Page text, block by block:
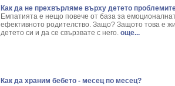
Как да не прехвърляме върху детето
Емпатията е нещо повече от база за
ефективното родителство. Защо? Защото това е
детето си и да се свързвате с него. още...
Как да храним бебето - месец по месец?